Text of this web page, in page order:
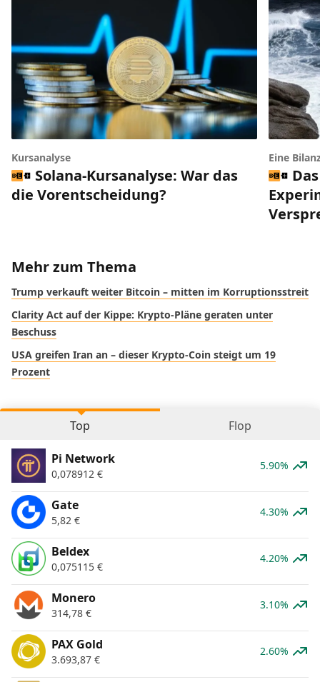
Kursanalyse
Solana-Kursanalyse: War das
die Vorentscheidung?
Eine
Mehr zum Thema
Trump verkauft weiter Bitcoin – mitten im Korruptionsstreit
Clarity Act auf der Kippe: Krypto-Pläne geraten unter
Beschuss
USA greifen Iran an – dieser Krypto-Coin steigt um 19
Prozent
Top Flop
Pi Network
0,078912 €
5.90%
Gate
5,82 €
4.30%
Beldex
0,075115 €
4.20%
Monero
314,78 €
3.10%
PAX Gold
3.693,87 €
2.60%